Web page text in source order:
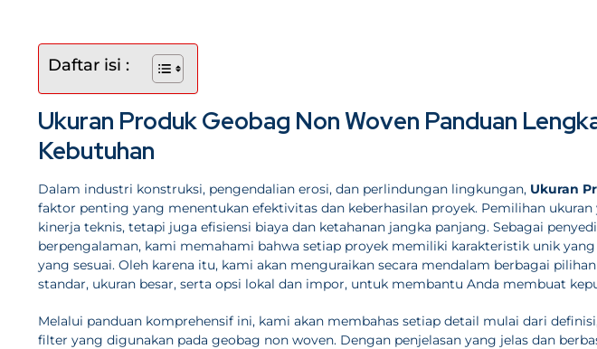
Daftar isi :
Ukuran Produk Geobag Non Woven Panduan
Kebutuhan
Dalam industri konstruksi, pengendalian erosi, dan perlindungan lingkungan, Ukuran
faktor penting yang menentukan efektivitas dan keberhasilan proyek. Pemilihan
kinerja teknis, tetapi juga efisiensi biaya dan ketahanan jangka panjang. Sebagai
berpengalaman, kami memahami bahwa setiap proyek memiliki karakteristik unik
yang sesuai. Oleh karena itu, kami akan menguraikan secara mendalam berbagai
standar, ukuran besar, serta opsi lokal dan impor, untuk membantu Anda membuat
Melalui panduan komprehensif ini, kami akan membahas setiap detail mulai dari
filter yang digunakan pada geobag non woven. Dengan penjelasan yang jelas dan